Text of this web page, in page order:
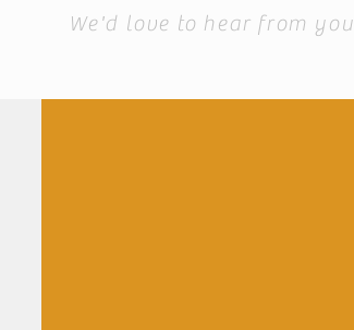
We'd love to hear from you